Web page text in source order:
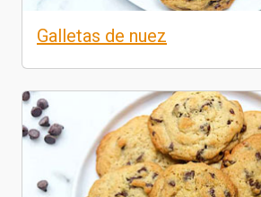
Galletas de nuez